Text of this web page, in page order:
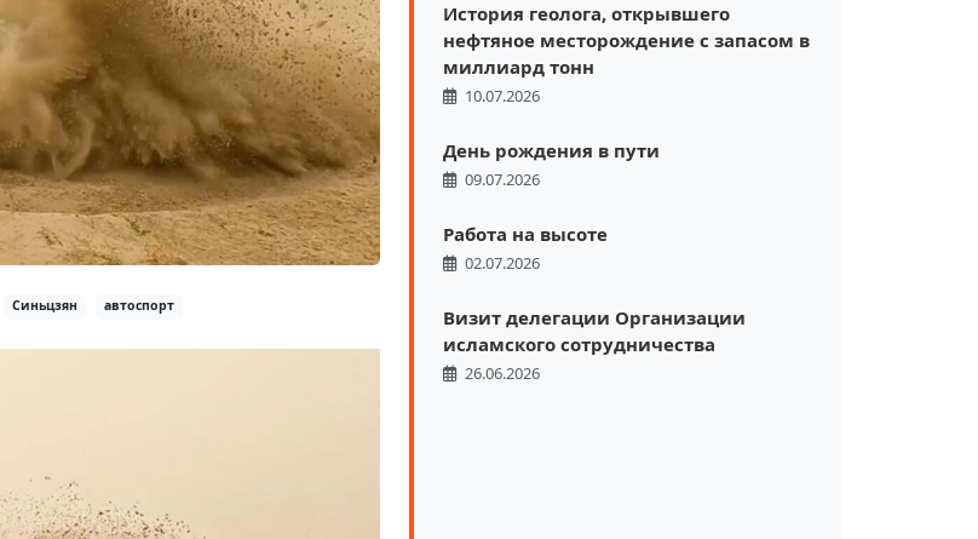
Синьцзян автоспорт
История геолога, открывшего
нефтяное месторождение с запасом в
миллиард тонн
10.07.2026
День рождения в пути
09.07.2026
Работа на высоте
02.07.2026
Визит делегации Организации
исламского сотрудничества
26.06.2026